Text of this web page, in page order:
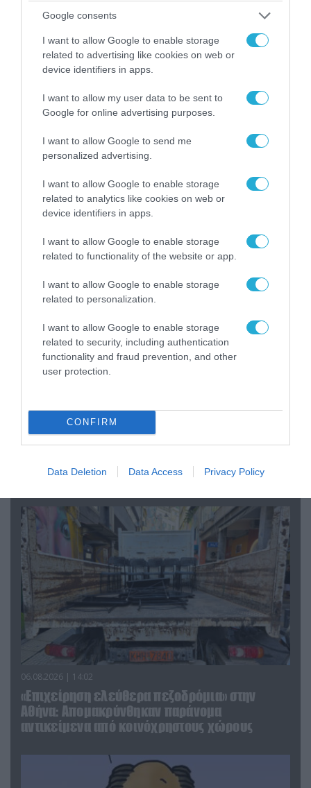
Google consents
I want to allow Google to enable storage
related to advertising like cookies on web or
device identifiers in apps.
I want to allow my user data to be sent to
Google for online advertising purposes.
I want to allow Google to send me
personalized advertising.
I want to allow Google to enable storage
related to analytics like cookies on web or
device identifiers in apps.
I want to allow Google to enable storage
related to functionality of the website or app.
I want to allow Google to enable storage
related to personalization.
I want to allow Google to enable storage
related to security, including authentication
functionality and fraud prevention, and other
user protection.
CONFIRM
Data Deletion Data Access Privacy Policy
08.08.2026 | 09:02
«Η απόλυτη τραγωδία»: Η «αιχμηρή» ανάρτηση
07.08.2026 | 20:02
Ο Γιάννης Αλαφούζος «τέλειωσε» τον
Κωνσταντίνο Ζούλα από τον ΣΚΑΪ – Ο λόγος της
απομάκρυνσής του
06.08.2026 | 14:02
«Επιχείρηση ελεύθερα πεζοδρόμια» στην
Αθήνα: Απομακρύνθηκαν παράνομα
αντικείμενα από κοινόχρηστους χώρους